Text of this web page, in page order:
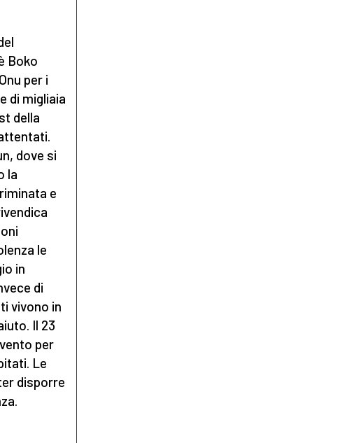
Boko
per i
di migliaia
della
dove si
la
e
le
in
di
vivono in
Il 23
per
Le
disporre